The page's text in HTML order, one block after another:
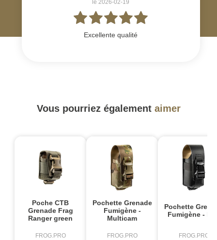
le 2026-02-19
Excellente qualité
Vous pourriez également aimer
Poche CTB
Grenade Frag
Ranger green
FROG.PRO
Pochette Grenade
Fumigène -
Multicam
FROG.PRO
Pochette
Fumigène -
FROG.PRO